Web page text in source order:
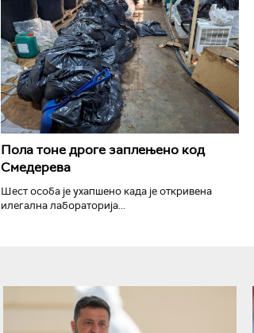
Пола тоне дроге заплењено код
Смедерева
Шест особа је ухапшено када је откривена
илегална лабораторија...